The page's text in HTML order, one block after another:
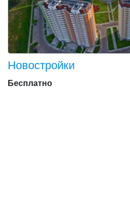
Новостройки
Бесплатно